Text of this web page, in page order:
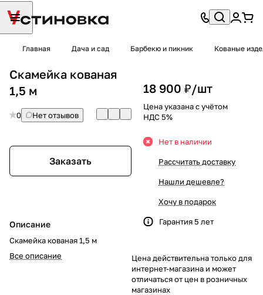
Главная Дача и сад Барбекю и пикник Кованые
Скамейка кованая
1,5 м
0 Нет отзывов
Заказать
Описание
Скамейка кованая 1,5 м
Все описание
18 900 ₽/шт
Цена указана с учётом
НДС 5%
Нет в наличии
Рассчитать доставку
Нашли дешевле?
Хочу в подарок
Гарантия 5 лет
Цена действительна только для
интернет-магазина и может
отличаться от цен в розничных
магазинах